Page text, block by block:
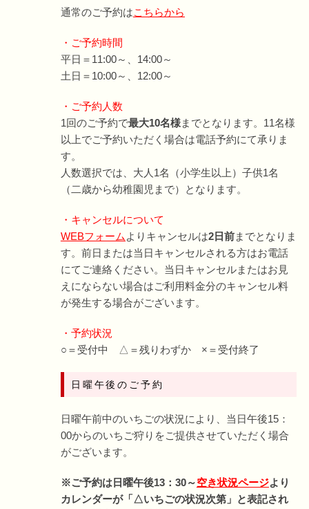
通常のご予約はこちらから
・ご予約時間
平日＝11:00～、14:00～
土日＝10:00～、12:00～
・ご予約人数
1回のご予約で最大10名様までとなります。11名様
以上でご予約いただく場合は電話予約にて承りま
す。
人数選択では、大人1名（小学生以上）子供1名
（二歳から幼稚園児まで）となります。
・キャンセルについて
WEBフォーム よりキャンセルは2日前までとなりま
す。前日または当日キャンセルされる方はお電話
にてご連絡ください。当日キャンセルまたはお見
えにならない場合はご利用料金分のキャンセル料
が発生する場合がございます。
・予約状況
○＝受付中 △＝残りわずか ×＝受付終了
日曜午後のご予約
日曜午前中のいちごの状況により、当日午後15：
00からのいちご狩りをご提供させていただく場合
がございます。
※ご予約は日曜午後13：30～空き状況ページより
カレンダーが「△いちごの状況次第」と表記され